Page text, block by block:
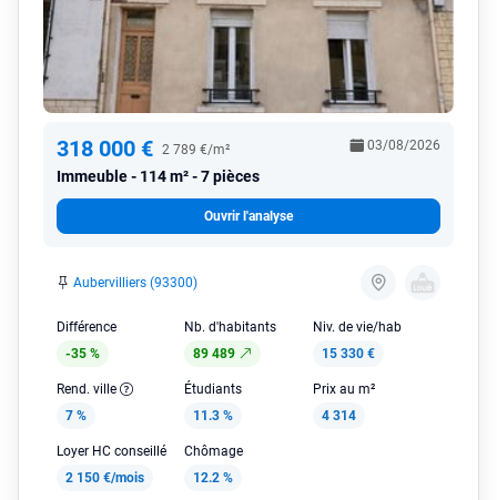
318 000 € 2 789 €/m²
Immeuble 114 m² - 7 pièces
03/08/2026
Ouvrir l'analyse
Aubervilliers (93300)
Différence
-35 %
Nb. d'habitants
89 489
Niv. de vie/hab
15 330 €
Rend. ville
7 %
Étudiants
11.3 %
Prix au m²
4 314
Loyer HC conseillé
2 150 €/mois
Chômage
12.2 %